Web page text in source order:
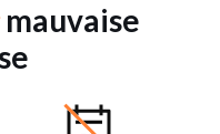
mauvaise